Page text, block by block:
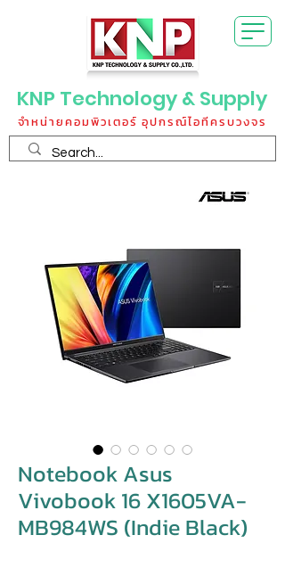
KNP Technology & Supply
จำหน่ายคอมพิวเตอร์ อุปกรณ์ไอทีครบวงจร
Notebook Asus
Vivobook 16 X1605VA-
MB984WS (Indie Black)